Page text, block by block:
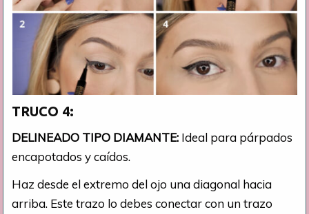
TRUCO 4:
DELINEADO TIPO DIAMANTE: Ideal para párpados
encapotados y caídos.
Haz desde el extremo del ojo una diagonal hacia
arriba. Este trazo lo debes conectar con un trazo